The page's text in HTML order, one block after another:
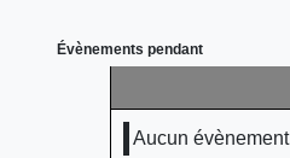
Évènements pendant
Aucun évènement